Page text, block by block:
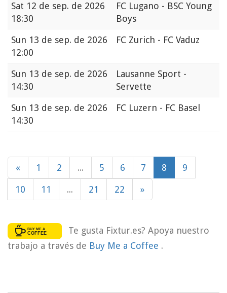
Sat 12 de sep. de 2026
18:30
FC Lugano - BSC Young
Boys
Sun 13 de sep. de 2026
12:00
FC Zurich - FC Vaduz
Sun 13 de sep. de 2026
14:30
Lausanne Sport -
Servette
Sun 13 de sep. de 2026
14:30
FC Luzern - FC Basel
« 1 2 ... 5 6 7 8 9
10 11 ... 21 22 »
Te gusta Fixtur.es? Apoya nuestro
trabajo a través de Buy Me a Coffee .